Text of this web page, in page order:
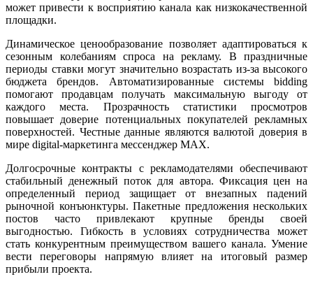
может привести к восприятию канала как низкокачественной
площадки.
Динамическое ценообразование позволяет адаптироваться к
сезонным колебаниям спроса на рекламу. В праздничные
периоды ставки могут значительно возрастать из-за высокого
бюджета брендов. Автоматизированные системы bidding
помогают продавцам получать максимальную выгоду от
каждого места. Прозрачность статистики просмотров
повышает доверие потенциальных покупателей рекламных
поверхностей. Честные данные являются валютой доверия в
мире digital-маркетинга мессенджер MAX.
Долгосрочные контракты с рекламодателями обеспечивают
стабильный денежный поток для автора. Фиксация цен на
определенный период защищает от внезапных падений
рыночной конъюнктуры. Пакетные предложения нескольких
постов часто привлекают крупные бренды своей
выгодностью. Гибкость в условиях сотрудничества может
стать конкурентным преимуществом вашего канала. Умение
вести переговоры напрямую влияет на итоговый размер
прибыли проекта.